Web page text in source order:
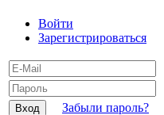
Войти
Зарегистрироваться
Вход Забыли пароль?